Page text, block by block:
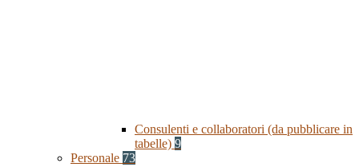
Consulenti e collaboratori (da pubblicare in
tabelle) 9
Personale 73